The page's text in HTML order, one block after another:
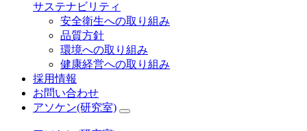
サステナビリティ
安全衛生への取り組み
品質方針
環境への取り組み
健康経営への取り組み
採用情報
お問い合わせ
アソケン(研究室)